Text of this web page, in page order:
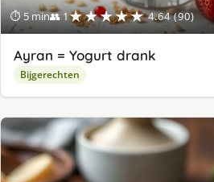
⏱ 5 min👥 1★★★★★ 4.64 (90)
Ayran = Yogurt drank
Bijgerechten